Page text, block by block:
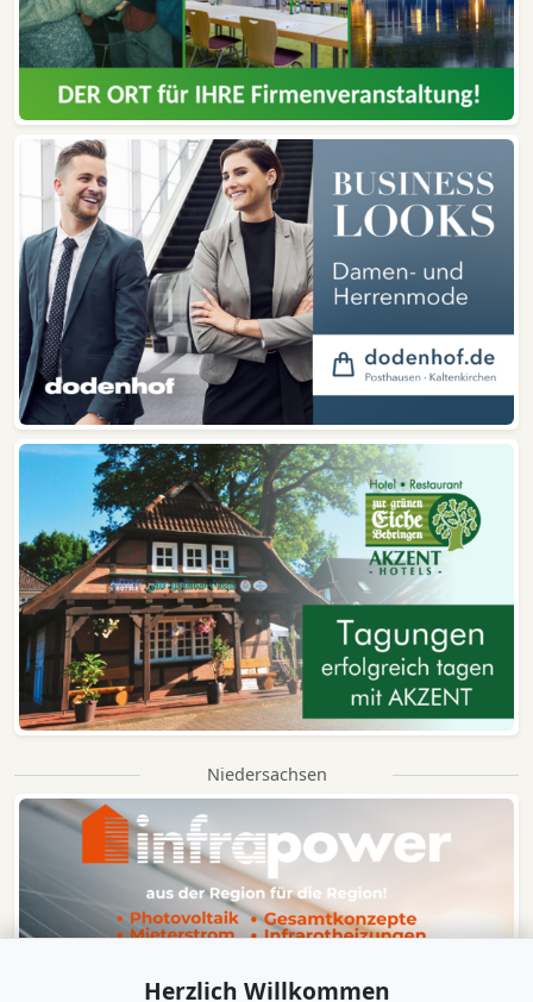
Niedersachsen
Herzlich Willkommen